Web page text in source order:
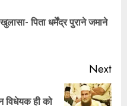
पिता धर्मेंद्र पुराने जमाने
Next
विधेयक ही को